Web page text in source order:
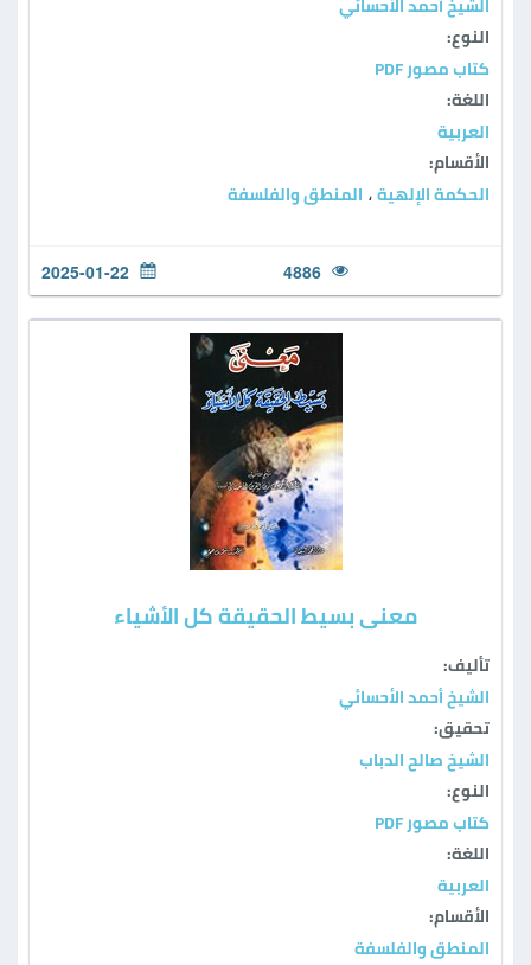
النوع:
كتاب مصور PDF
اللغة:
العربية
الأقسام:
الحكمة الإلهية ، المنطق والفلسفة
4886
2025-01-22
معنى بسيط الحقيقة كل الأشياء
تأليف:
الشيخ أحمد الأحسائي
تحقيق:
الشيخ صالح الدباب
النوع:
كتاب مصور PDF
اللغة:
العربية
الأقسام:
المنطق والفلسفة